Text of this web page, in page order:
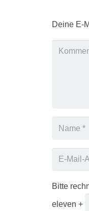
Deine E-
Bitte
eleven +